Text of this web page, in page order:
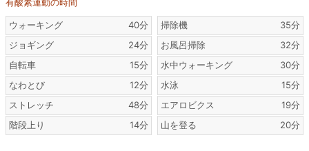
ウォーキング
40分
ジョギング
24分
自転車
15分
なわとび
12分
ストレッチ
48分
階段上り
14分
掃除機
35分
お風呂掃除
32分
水中ウォーキング
30分
水泳
15分
エアロビクス
19分
山を登る
20分